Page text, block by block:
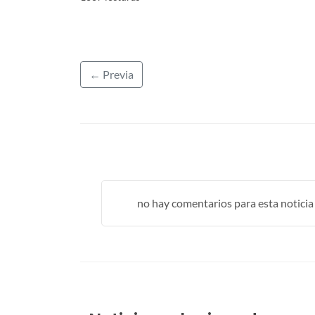
← Previa
no hay comentarios para esta noticia ...